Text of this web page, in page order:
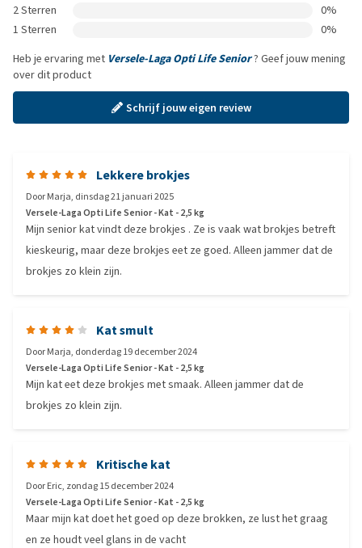
2 Sterren
0%
1 Sterren
0%
Heb je ervaring met Versele-Laga Opti Life Senior? Geef jouw mening
over dit product
Schrijf jouw eigen review
Lekkere brokjes
DoorMarja, dinsdag 21 januari 2025
Versele-Laga Opti Life Senior - Kat - 2,5 kg
Mijn senior kat vindt deze brokjes . Ze is vaak wat brokjes betreft
kieskeurig, maar deze brokjes eet ze goed. Alleen jammer dat de
brokjes zo klein zijn.
Kat smult
DoorMarja, donderdag 19 december 2024
Versele-Laga Opti Life Senior - Kat - 2,5 kg
Mijn kat eet deze brokjes met smaak. Alleen jammer dat de
brokjes zo klein zijn.
Kritische kat
DoorEric, zondag 15 december 2024
Versele-Laga Opti Life Senior - Kat - 2,5 kg
Maar mijn kat doet het goed op deze brokken, ze lust het graag
en ze houdt veel glans in de vacht